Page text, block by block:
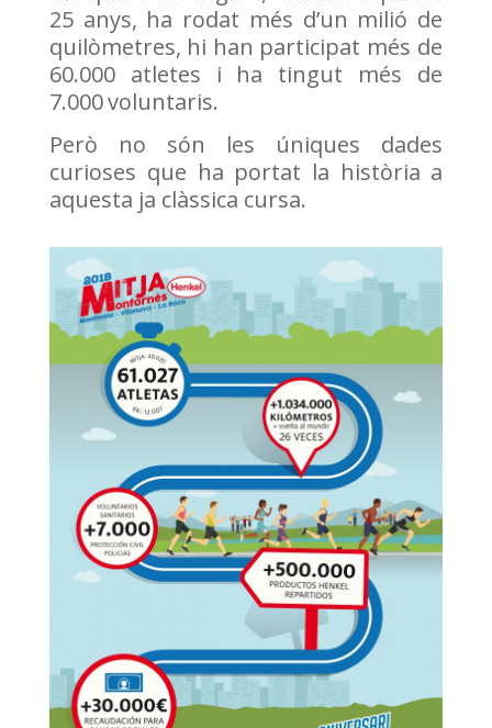
25 anys, ha rodat més d’un milió de
quilòmetres, hi han participat més de
60.000 atletes i ha tingut més de
7.000voluntaris.
Però no són les úniques dades
curioses que ha portat la història a
aquesta ja clàssica cursa.